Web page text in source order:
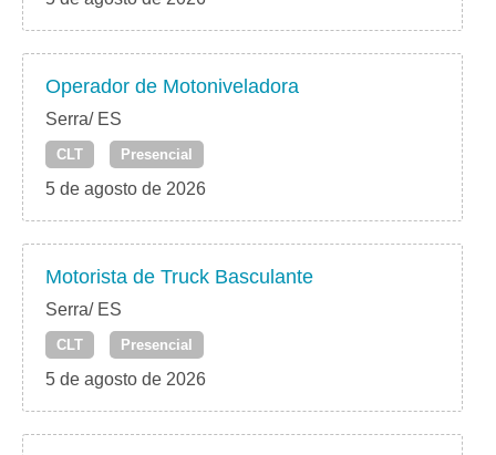
Operador de Motoniveladora
Serra/ ES
CLT Presencial
5 de agosto de 2026
Motorista de Truck Basculante
Serra/ ES
CLT Presencial
5 de agosto de 2026